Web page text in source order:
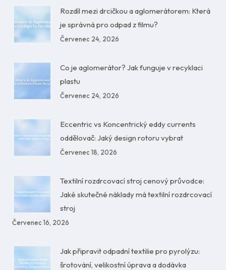
Rozdíl mezi drcičkou a aglomerátorem: Která
je správná pro odpad z filmu?
Červenec 24, 2026
Co je aglomerátor? Jak funguje v recyklaci
plastu
Červenec 24, 2026
Eccentric vs Koncentrický eddy currents
oddělovač: Jaký design rotoru vybrat
Červenec 18, 2026
Textilní rozdrcovací stroj cenový průvodce:
Jaké skutečné náklady má textilní rozdrcovací
stroj
Červenec 16, 2026
Jak připravit odpadní textilie pro pyrolýzu:
šrotování, velikostní úprava a dodávka